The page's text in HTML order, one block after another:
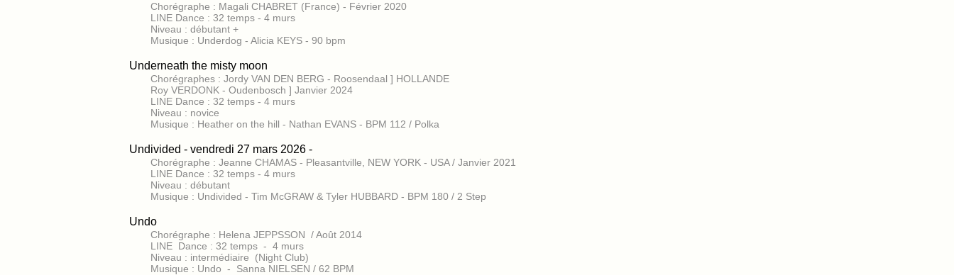
Chorégraphe : Magali CHABRET (France) - Février 2020
LINE Dance : 32 temps - 4 murs
Niveau : débutant +
Musique : Underdog - Alicia KEYS - 90 bpm
Underneath the misty moon
Chorégraphes : Jordy VAN DEN BERG - Roosendaal ] HOLLANDE
Roy VERDONK - Oudenbosch ] Janvier 2024
LINE Dance : 32 temps - 4 murs
Niveau : novice
Musique : Heather on the hill - Nathan EVANS - BPM 112 / Polka
Undivided - vendredi 27 mars 2026 -
Chorégraphe : Jeanne CHAMAS - Pleasantville, NEW YORK - USA / Janvier 2021
LINE Dance : 32 temps - 4 murs
Niveau : débutant
Musique : Undivided - Tim McGRAW & Tyler HUBBARD - BPM 180 / 2 Step
Undo
Chorégraphe : Helena JEPPSSON / Août 2014
LINE Dance : 32 temps - 4 murs
Niveau : intermédiaire (Night Club)
Musique : Undo - Sanna NIELSEN / 62 BPM